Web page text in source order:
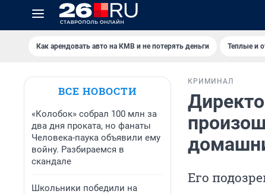
Как арендовать авто на КМВ и не потерять деньги Теплые и
ВСЕ НОВОСТИ
«Колобок» собрал 100 млн за
два дня проката, но фанаты
Человека-паука объявили ему
войну. Разбираемся в
скандале
Школьники победили на
КРИМИНАЛ
Его